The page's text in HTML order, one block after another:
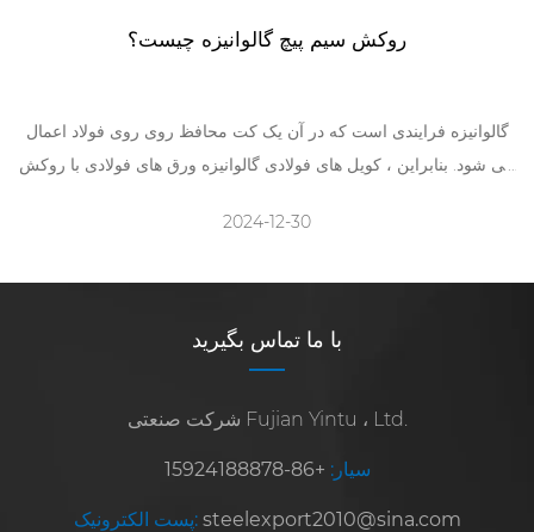
روکش سیم پیچ گالوانیزه چیست؟
گالوانیزه فرایندی است که در آن یک کت محافظ روی روی فولاد اعمال
می شود. بنابراین ، کویل های فولادی گالوانیزه ورق های فولادی با روکش
2024-12-30
با ما تماس بگیرید
شرکت صنعتی Fujian Yintu ، Ltd.
سیار: +86-15924188878
پست الکترونیک: steelexport2010@sina.com